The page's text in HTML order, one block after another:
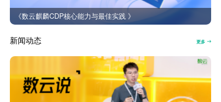
《数云麒麟CDP核心能力与最佳实践 》
新闻动态 更多